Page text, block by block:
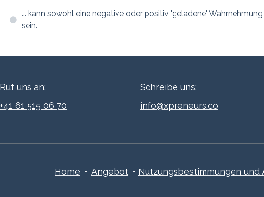
... kann sowohl eine negative oder positiv 'geladene'
sein.
Ruf uns an:
+41 61 515 06 70
Schreibe uns:
info@xpreneurs.co
Home • Angebot • Nutzungsbestimmungen ​​​und